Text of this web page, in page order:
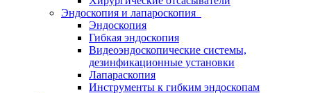
Эндоскопия и лапароскопия
Эндоскопия
Гибкая эндоскопия
Видеоэндоскопические системы,
дезинфикационные установки
Лапараскопия
Инструменты к гибким эндоскопам